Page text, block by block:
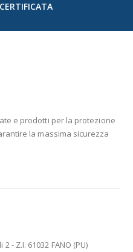
e prodotti per la protezione
la massima sicurezza
- Z.I. 61032 FANO (PU)